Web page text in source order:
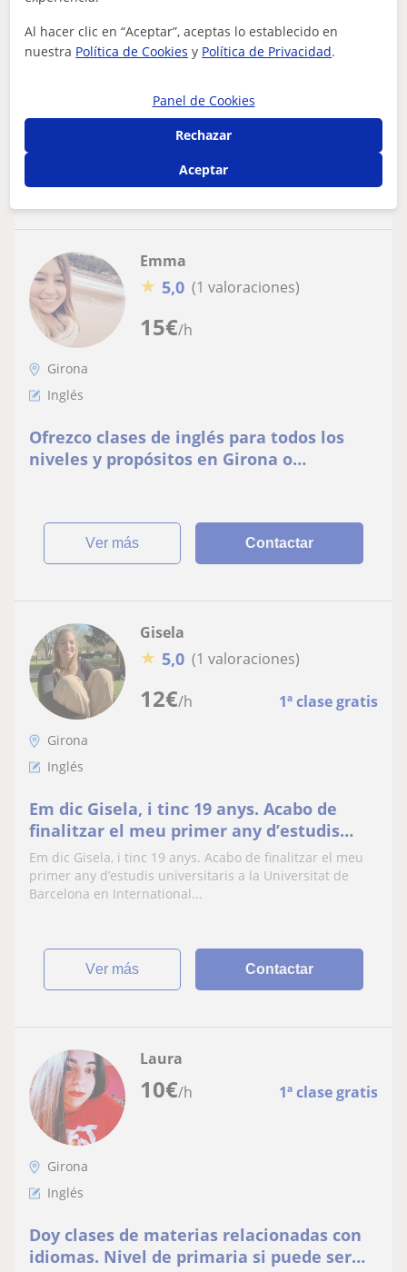
Improve your English Speaking skills (Sant
Andreu de Llavaneres)
Estoy titulada en Gestión Empresarial, que estudié en el
embargo mi nivel de ing...
15€/h
Emma
★ 5,0 (1 valoraciones)
Girona
Inglés
Ofrezco clases de inglés para todos los
niveles y propósitos en Girona o
ver más Contactar
12€/h 1ª clase gratis
Gisela
★ 5,0 (1 valoraciones)
Girona
Inglés
Em dic Gisela, i tinc 19 anys. Acabo de
finalitzar el meu primer any d’estudis
universitaris a la Universitat de
Barcelona en International Business. Estic
interessada en donar classes particulars
Em dic Gisela, i tinc 19 anys. Acabo de finalitzar el meu
primer any d’estudis universitaris a la Universitat de
Barcelona en International...
ver más Contactar
10€/h 1ª clase gratis
Laura
Girona
Inglés
Doy clases de materias relacionadas con
idiomas. Nivel de primaria si puede ser
Al hacer clic en “Aceptar”, aceptas lo establecido en
nuestra Política de Cookies y Política de Privacidad.
Panel de Cookies
Rechazar
Aceptar